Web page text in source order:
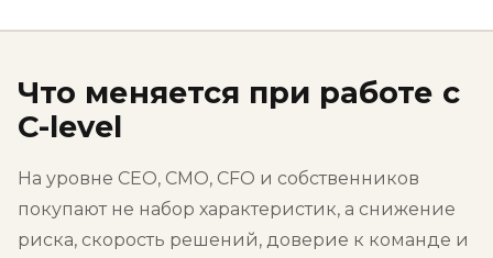
Что меняется при работе с
C-level
На уровне CEO, CMO, CFO и собственников
покупают не набор характеристик, а снижение
риска, скорость решений, доверие к команде и